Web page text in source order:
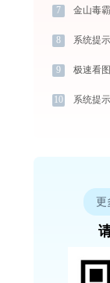
7
8 系统提
9
10 系统提
更